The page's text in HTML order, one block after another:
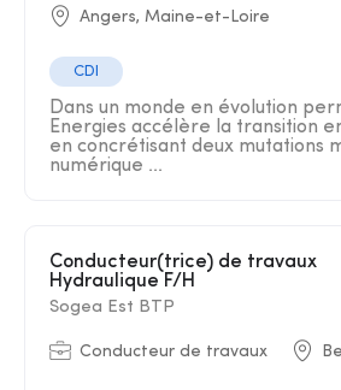
Angers, Maine-et-Loire
CDI
Dans un monde en évolution
Energies accélère la transition
en concrétisant deux mutations
numérique ...
Conducteur(trice) de travaux
Hydraulique F/H
Sogea Est BTP
Conducteur de travaux